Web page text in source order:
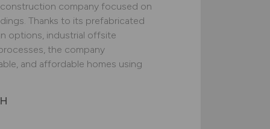
company focused on
Thanks to its prefabricated
options, industrial offsite
the company
and affordable homes using